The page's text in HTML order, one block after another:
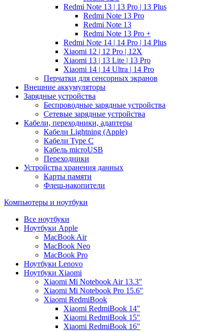
Redmi Note 13 | 13 Pro | 13 Plus
Redmi Note 13 Pro
Redmi Note 13
Redmi Note 13 Pro +
Redmi Note 14 | 14 Pro | 14 Plus
Xiaomi 12 | 12 Pro | 12X
Xiaomi 13 | 13 Lite | 13 Pro
Xiaomi 14 | 14 Ultra | 14 Pro
Перчатки для сенсорных экранов
Внешние аккумуляторы
Зарядные устройства
Беспроводные зарядные устройства
Сетевые зарядные устройства
Кабели, переходники, адаптеры
Кабели Lightning (Apple)
Кабели Type C
Кабель microUSB
Переходники
Устройства хранения данных
Карты памяти
Флеш-накопители
Компьютеры и ноутбуки
Все ноутбуки
Ноутбуки Apple
MacBook Air
MacBook Neo
MacBook Pro
Ноутбуки Lenovo
Ноутбуки Xiaomi
Xiaomi Mi Notebook Air 13.3"
Xiaomi Mi Notebook Pro 15.6"
Xiaomi RedmiBook
Xiaomi RedmiBook 14"
Xiaomi RedmiBook 15"
Xiaomi RedmiBook 16"